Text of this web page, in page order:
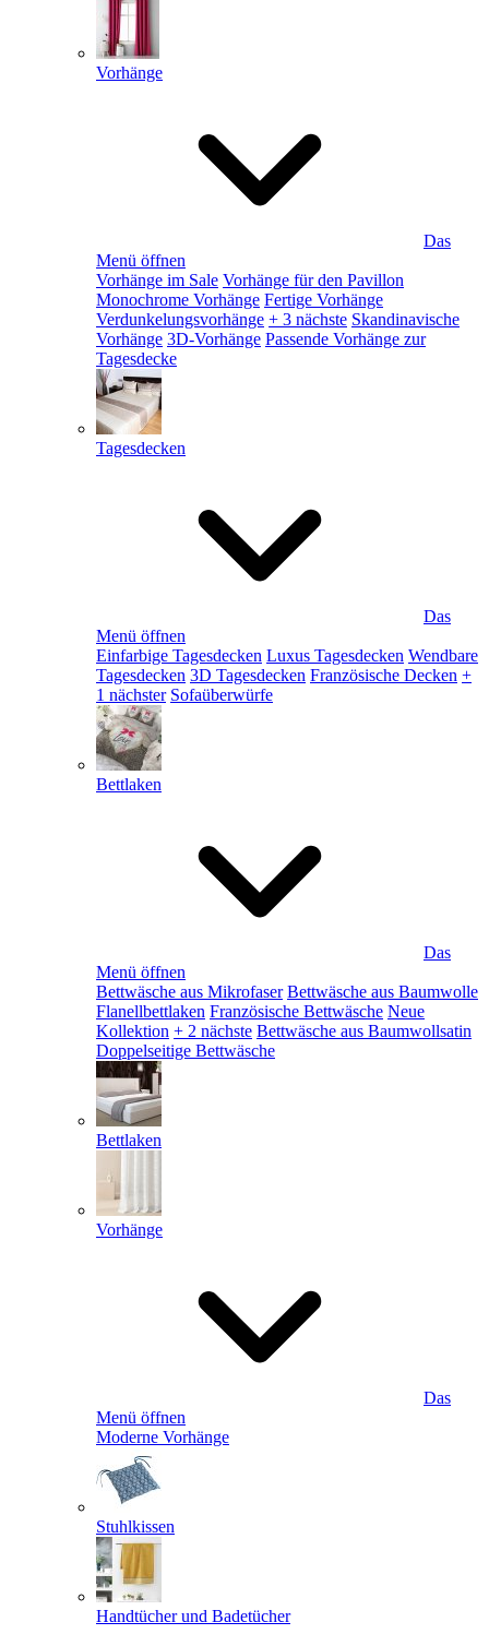
Vorhänge
Das
Menü öffnen
Vorhänge im Sale Vorhänge für den Pavillon
Monochrome Vorhänge Fertige Vorhänge
Verdunkelungsvorhänge + 3 nächste Skandinavische
Vorhänge 3D-Vorhänge Passende Vorhänge zur
Tagesdecke
Tagesdecken
Das
Menü öffnen
Einfarbige Tagesdecken Luxus Tagesdecken Wendbare
Tagesdecken 3D Tagesdecken Französische Decken +
1 nächster Sofaüberwürfe
Bettlaken
Das
Menü öffnen
Bettwäsche aus Mikrofaser Bettwäsche aus Baumwolle
Flanellbettlaken Französische Bettwäsche Neue
Kollektion + 2 nächste Bettwäsche aus Baumwollsatin
Doppelseitige Bettwäsche
Bettlaken
Vorhänge
Das
Menü öffnen
Moderne Vorhänge
Stuhlkissen
Handtücher und Badetücher